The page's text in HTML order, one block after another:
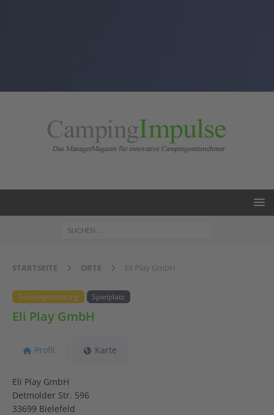
STARTSEITE ORTE Eli Play GmbH
Freizeitgestaltung Spielplatz
Eli Play GmbH
Profil Karte
Eli Play GmbH
Detmolder Str. 596
33699 Bielefeld